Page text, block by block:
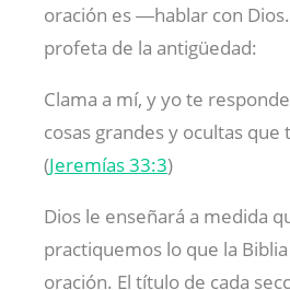
oración es ―hablar con
profeta de la antigüedad:
Clama a mí, y yo te
cosas grandes y ocultas que
(Jeremías 33:3)
Dios le enseñará a medida
practiquemos lo que la
oración. El título de cada